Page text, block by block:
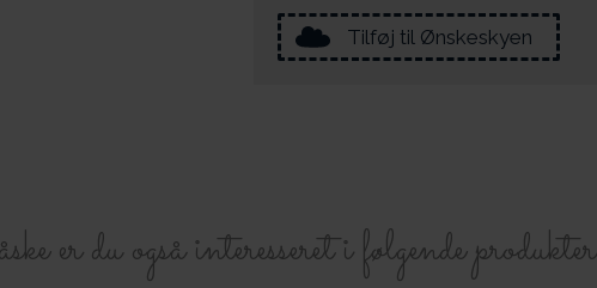
Tilføj til Ønskeskyen
er du også interesseret i følgende produkter